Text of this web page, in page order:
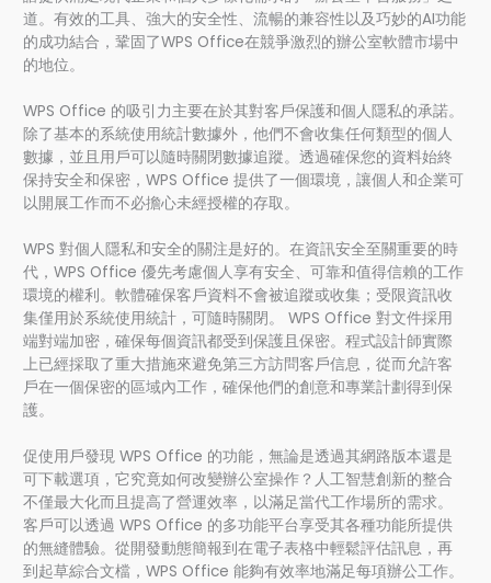
道。有效的工具、強大的安全性、流暢的兼容性以及巧妙的AI功能
的成功結合，鞏固了WPS Office在競爭激烈的辦公室軟體市場中
的地位。
WPS Office 的吸引力主要在於其對客戶保護和個人隱私的承諾。
除了基本的系統使用統計數據外，他們不會收集任何類型的個人
數據，並且用戶可以隨時關閉數據追蹤。透過確保您的資料始終
保持安全和保密，WPS Office 提供了一個環境，讓個人和企業可
以開展工作而不必擔心未經授權的存取。
WPS 對個人隱私和安全的關注是好的。在資訊安全至關重要的時
代，WPS Office 優先考慮個人享有安全、可靠和值得信賴的工作
環境的權利。軟體確保客戶資料不會被追蹤或收集；受限資訊收
集僅用於系統使用統計，可隨時關閉。 WPS Office 對文件採用
端對端加密，確保每個資訊都受到保護且保密。程式設計師實際
上已經採取了重大措施來避免第三方訪問客戶信息，從而允許客
戶在一個保密的區域內工作，確保他們的創意和專業計劃得到保
護。
促使用戶發現 WPS Office 的功能，無論是透過其網路版本還是
可下載選項，它究竟如何改變辦公室操作？人工智慧創新的整合
不僅最大化而且提高了營運效率，以滿足當代工作場所的需求。
客戶可以透過 WPS Office 的多功能平台享受其各種功能所提供
的無縫體驗。從開發動態簡報到在電子表格中輕鬆評估訊息，再
到起草綜合文檔，WPS Office 能夠有效率地滿足每項辦公工作。